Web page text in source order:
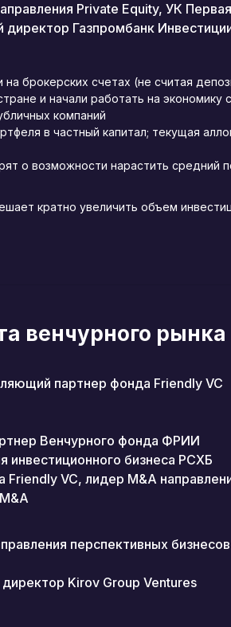
Private Equity, УК Первая
Газпромбанк
брокерских счетах (не считая
и начали работать на экономику
компаний
в частный капитал; текущая
о возможности нарастить средний
кратно увеличить объем
венчурного рынка
партнер фонда Friendly VC
Венчурного фонда ФРИИ
инвестиционного бизнеса РСХБ
VC, лидер M&A
перспективных
Kirov Group Ventures